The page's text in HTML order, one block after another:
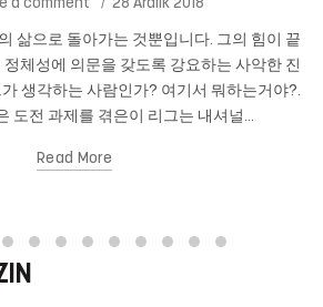
a comment 28 Aralık 2018
삶으로 돌아가는 것뿐입니다. 그의 힘이 끝
체성에 의문을 갖도록 강요하는 사악한 진
생각하는 사람인가? 여기서 뭐하는거야?.
도전 과제를 겪은이 리그는 내셔널...
Read More